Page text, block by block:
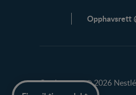
Opphavsrett
Opphavsrett @ 2026